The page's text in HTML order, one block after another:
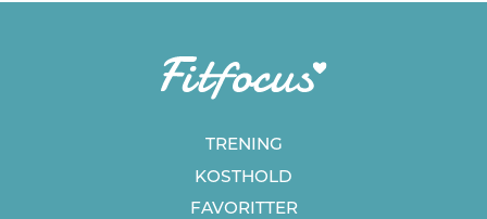
TRENING
KOSTHOLD
FAVORITTER